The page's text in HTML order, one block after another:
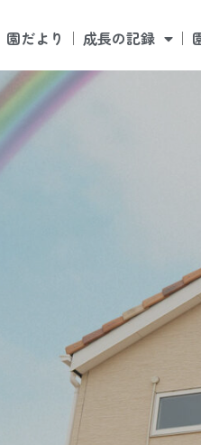
園だより 成長の記録